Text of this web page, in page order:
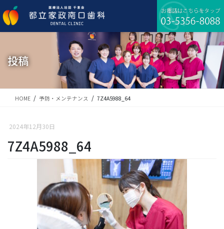
ン
テ
ビ
ゲ
移
投稿
HOME 予防・メンテナンス 7Z4A5988_64
2024年12月30日
7Z4A5988_64